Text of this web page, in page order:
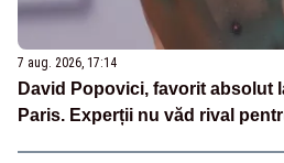
7 aug. 2026, 17:14
David Popovici, favorit absolut
Paris. Experții nu văd rival